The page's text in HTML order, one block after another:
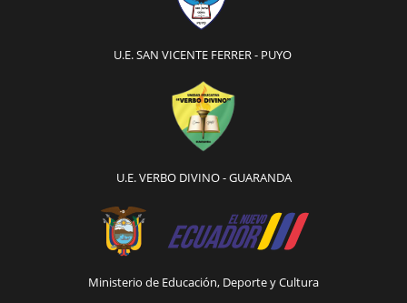
U.E. SAN VICENTE FERRER - PUYO
U.E. VERBO DIVINO - GUARANDA
Ministerio de Educación, Deporte y Cultura